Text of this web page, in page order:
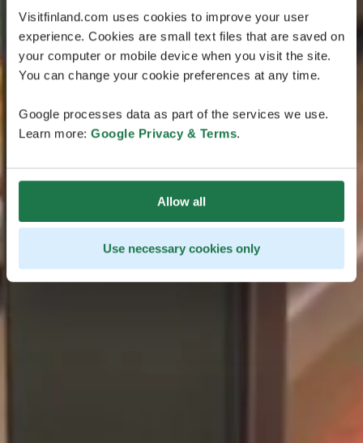
Visitfinland.com uses cookies to improve your user
experience. Cookies are small text files that are saved on
your computer or mobile device when you visit the site.
You can change your cookie preferences at any time.
Google processes data as part of the services we use.
Learn more: Google Privacy & Terms.
Allow all
Use necessary cookies only